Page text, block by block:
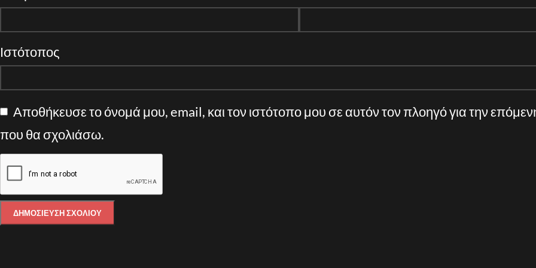
Ιστότοπος
Αποθήκευσε το όνομά μου, email, και τον ιστότοπο μου σε αυτόν τον πλοηγό για την
που θα σχολιάσω.